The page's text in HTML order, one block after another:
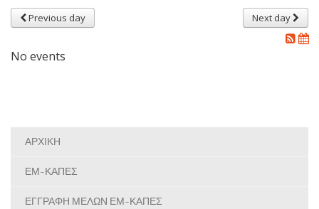
Previous day Next day
No events
ΑΡΧΙΚΗ
ΕΜ-ΚΑΠΕΣ
ΕΓΓΡΑΦΗ ΜΕΛΩΝ ΕΜ-ΚΑΠΕΣ